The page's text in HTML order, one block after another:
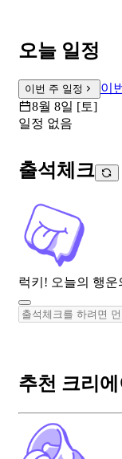
오늘 일정
이번 주 일정
이
8월 8일 [토]
일정 없음
출석체크
럭키! 오늘의 행운
추천 크리에